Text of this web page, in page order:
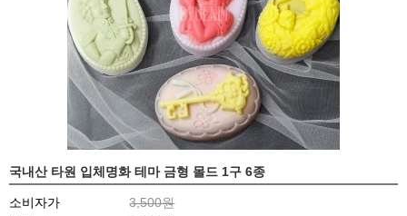
국내산 타원 입체명화 테마 금형 몰드 1구 6종
소비자가
3,500원